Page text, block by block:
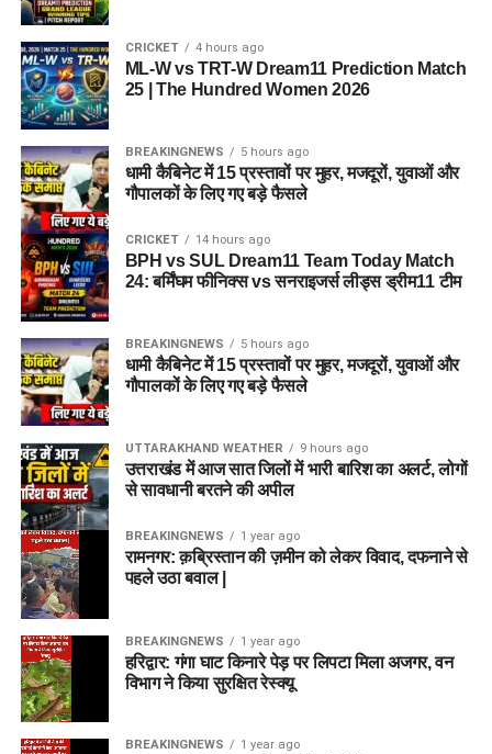
CRICKET 4 hours ago
ML-W vs TRT-W Dream11 Prediction Match
25 | The Hundred Women 2026
BREAKINGNEWS 5 hours ago
धामी कैबिनेट में 15 प्रस्तावों पर मुहर, मजदूरों, युवाओं और
गौपालकों के लिए गए बड़े फैसले
CRICKET 14 hours ago
BPH vs SUL Dream11 Team Today Match
24: बर्मिंघम फीनिक्स vs सनराइजर्स लीड्स ड्रीम11 टीम
BREAKINGNEWS 5 hours ago
धामी कैबिनेट में 15 प्रस्तावों पर मुहर, मजदूरों, युवाओं और
गौपालकों के लिए गए बड़े फैसले
UTTARAKHAND WEATHER 9 hours ago
उत्तराखंड में आज सात जिलों में भारी बारिश का अलर्ट, लोगों
से सावधानी बरतने की अपील
BREAKINGNEWS 1 year ago
रामनगर: क़ब्रिस्तान की ज़मीन को लेकर विवाद, दफनाने से
पहले उठा बवाल |
BREAKINGNEWS 1 year ago
हरिद्वार: गंगा घाट किनारे पेड़ पर लिपटा मिला अजगर, वन
विभाग ने किया सुरक्षित रेस्क्यू
BREAKINGNEWS 1 year ago